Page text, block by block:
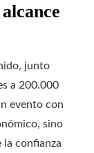
junto
a 200.000
evento con
sino
la confianza